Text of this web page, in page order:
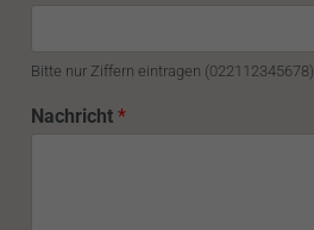
c
r
Bitte nur Ziffern eintragen (022112345678)
Nachricht *